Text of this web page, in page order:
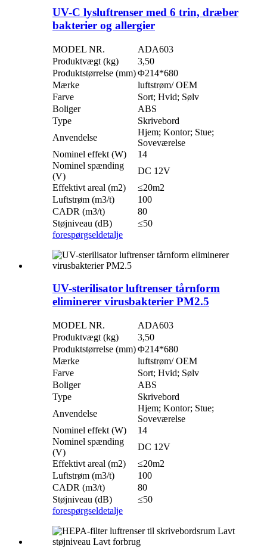
UV-C lysluftrenser med 6 trin, dræber
bakterier og allergier
MODEL NR.
ADA603
Produktvægt (kg)
3,50
Produktstørrelse (mm)Φ214*680
Mærke
luftstrøm/ OEM
Farve
Sort; Hvid; Sølv
Boliger
ABS
Type
Skrivebord
Anvendelse
Hjem; Kontor; Stue;
Soveværelse
Nominel effekt (W)
14
Nominel spænding
(V)
DC 12V
Effektivt areal (m2)
≤20m2
Luftstrøm (m3/t)
100
CADR (m3/t)
80
Støjniveau (dB)
≤50
forespørgseldetalje
UV-sterilisator luftrenser tårnform
eliminerer virusbakterier PM2.5
MODEL NR.
ADA603
Produktvægt (kg)
3,50
Produktstørrelse (mm)Φ214*680
Mærke
luftstrøm/ OEM
Farve
Sort; Hvid; Sølv
Boliger
ABS
Type
Skrivebord
Anvendelse
Hjem; Kontor; Stue;
Soveværelse
Nominel effekt (W)
14
Nominel spænding
(V)
DC 12V
Effektivt areal (m2)
≤20m2
Luftstrøm (m3/t)
100
CADR (m3/t)
80
Støjniveau (dB)
≤50
forespørgseldetalje